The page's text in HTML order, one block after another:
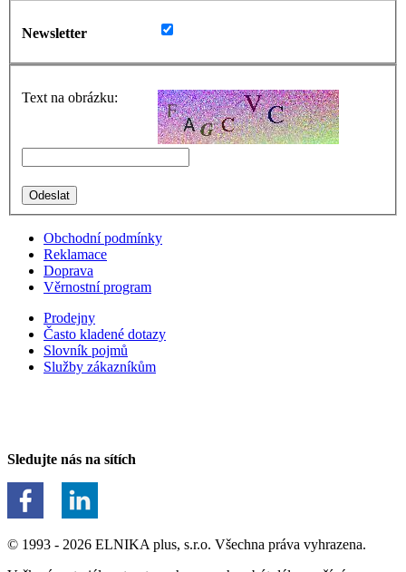
Newsletter
Text na obrázku:
Obchodní podmínky
Reklamace
Doprava
Věrnostní program
Prodejny
Často kladené dotazy
Slovník pojmů
Služby zákazníkům
Sledujte nás na sítích
© 1993 - 2026 ELNIKA plus, s.r.o. Všechna práva vyhrazena.